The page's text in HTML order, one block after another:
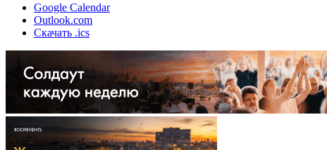
Google Calendar
Outlook.com
Скачать .ics